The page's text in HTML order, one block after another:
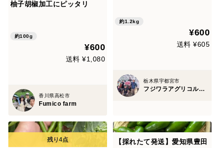
柚子胡椒加工にピッタリ
約100g
¥600
送料 ¥1,080
香川県高松市
Fumico farm
約1.2kg
¥600
送料 ¥605
栃木県宇都宮市
フジワラアグリコルトゥーラ
【採れたて発送】愛知県豊田